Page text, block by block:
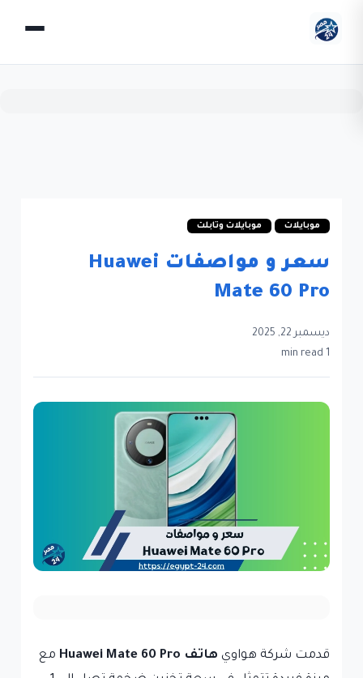
موبايلات موبايلات وتابلت
سعر و مواصفات Huawei
Mate 60 Pro
ديسمبر 22, 2025
1 min read
قدمت شركة هواوي هاتف Huawei Mate 60 Pro
مع